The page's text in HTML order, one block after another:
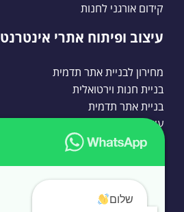
קידום אורגני לחנות
עיצוב ופיתוח אתרי אינטרנט
מחירון לבניית אתר תדמית
בניית חנות וירטואלית
בניית אתר תדמית
עיצוב אתרים
בניית אתרי וורדפרס
בניית אתרי וורדפרס
בניית אתרי וורדפרס לעסקים
שלום